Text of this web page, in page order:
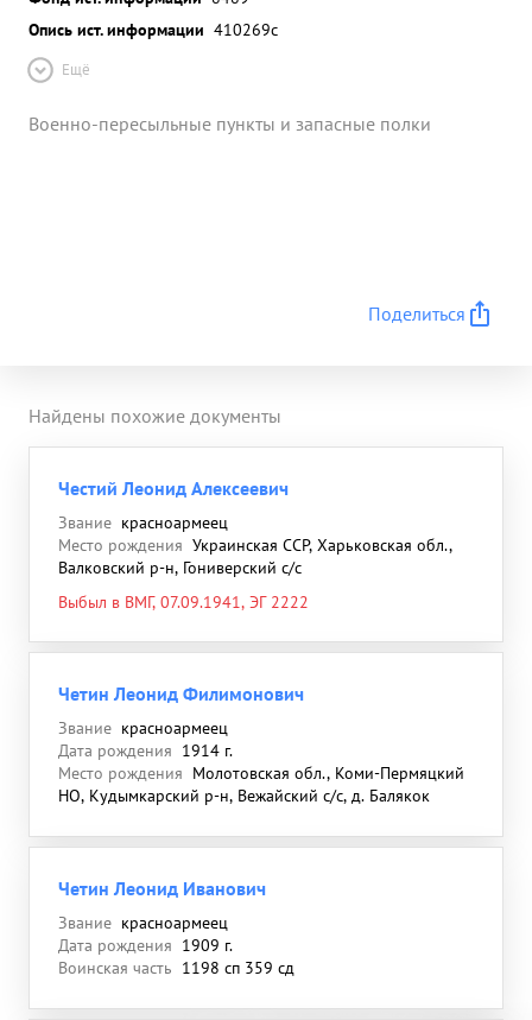
Опись ист. информации 410269с
Ещё
Военно-пересыльные пункты и запасные полки
Поделиться
Найдены похожие документы
Честий Леонид Алексеевич
Звание красноармеец
Место рождения Украинская ССР, Харьковская обл.,
Валковский р-н, Гониверский с/с
Выбыл в ВМГ, 07.09.1941, ЭГ 2222
Четин Леонид Филимонович
Звание красноармеец
Дата рождения 1914 г.
Место рождения Молотовская обл., Коми-Пермяцкий
НО, Кудымкарский р-н, Вежайский с/с, д. Балякок
Четин Леонид Иванович
Звание красноармеец
Дата рождения 1909 г.
Воинская часть 1198 сп 359 сд